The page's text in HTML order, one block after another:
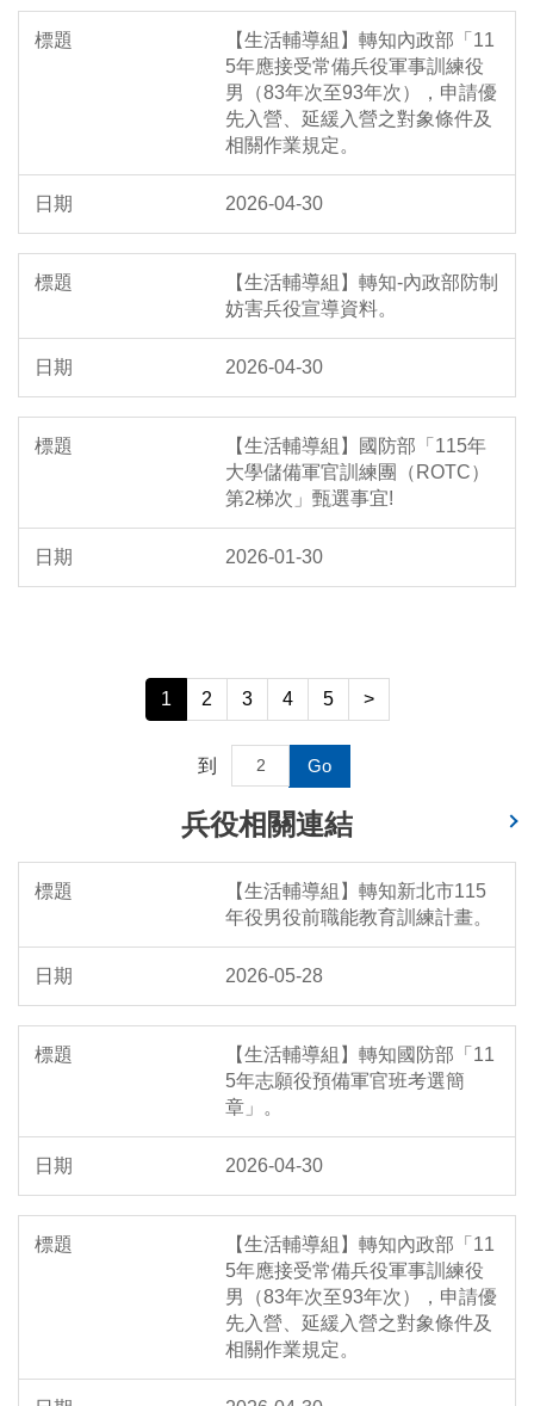
【生活輔導組】轉知內政部「11
5年應接受常備兵役軍事訓練役
男（83年次至93年次），申請優
先入營、延緩入營之對象條件及
相關作業規定。
2026-04-30
【生活輔導組】轉知-內政部防制
妨害兵役宣導資料。
2026-04-30
【生活輔導組】國防部「115年
大學儲備軍官訓練團（ROTC）
第2梯次」甄選事宜!
2026-01-30
1 2 3 4 5 >
到 Go
兵役相關連結
【生活輔導組】轉知新北市115
年役男役前職能教育訓練計畫。
2026-05-28
【生活輔導組】轉知國防部「11
5年志願役預備軍官班考選簡
章」。
2026-04-30
【生活輔導組】轉知內政部「11
5年應接受常備兵役軍事訓練役
男（83年次至93年次），申請優
先入營、延緩入營之對象條件及
相關作業規定。